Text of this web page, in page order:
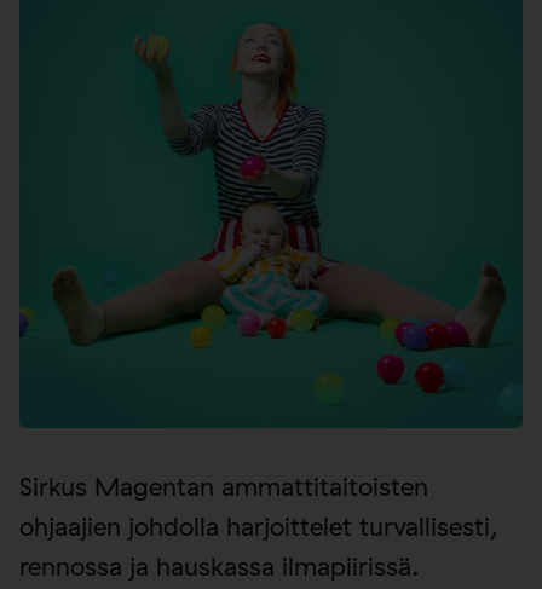
Sirkus Magentan ammattitaitoisten
ohjaajien johdolla harjoittelet turvallisesti,
rennossa ja hauskassa ilmapiirissä.